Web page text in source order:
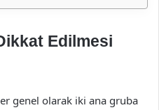
Edilmesi
genel olarak iki ana gruba